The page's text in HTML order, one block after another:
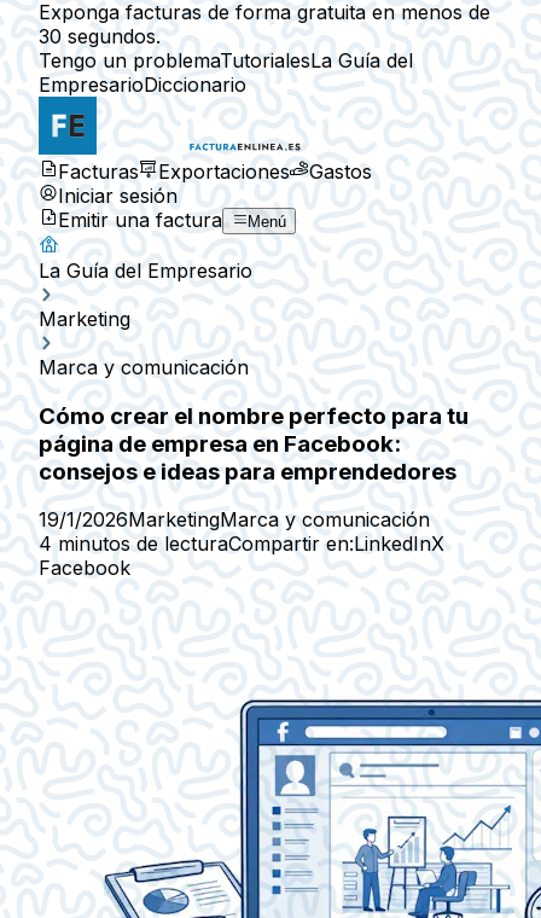
Exponga facturas de forma gratuita en menos de
30 segundos.
Tengo un problemaTutorialesLa Guía del
EmpresarioDiccionario
Facturas Exportaciones
Gastos
Iniciar sesión
Emitir una factura
Menú
La Guía del Empresario
Marketing
Marca y comunicación
Cómo crear el nombre perfecto para tu
página de empresa en Facebook:
consejos e ideas para emprendedores
19/1/2026MarketingMarca y comunicación
4 minutos de lecturaCompartir en:LinkedInX
Facebook